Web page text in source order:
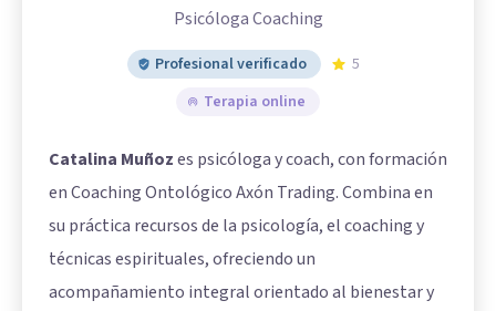
Psicóloga Coaching
Profesional verificado
5
Terapia online
Catalina Muñozes psicóloga y coach, con formación
en Coaching Ontológico Axón Trading. Combina en
su práctica recursos de la psicología, el coaching y
técnicas espirituales, ofreciendo un
acompañamiento integral orientado al bienestar y